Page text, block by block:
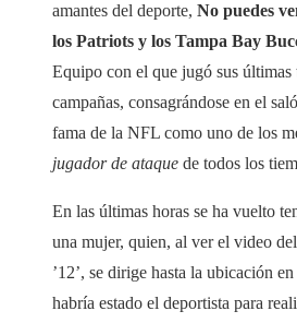
amantes del deporte, No puedes
los Patriots y los Tampa Bay
Equipo con el que jugó sus últimas
campañas, consagrándose en el
fama de la NFL como uno de los
jugador de ataque de todos los
En las últimas horas se ha vuelto
una mujer, quien, al ver el video
’12’, se dirige hasta la ubicación
habría estado el deportista para